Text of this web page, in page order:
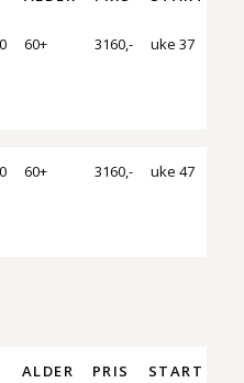
ALDER PRIS START
60+ 3160,- uke 37
60+ 3160,- uke 47
ALDER PRIS START